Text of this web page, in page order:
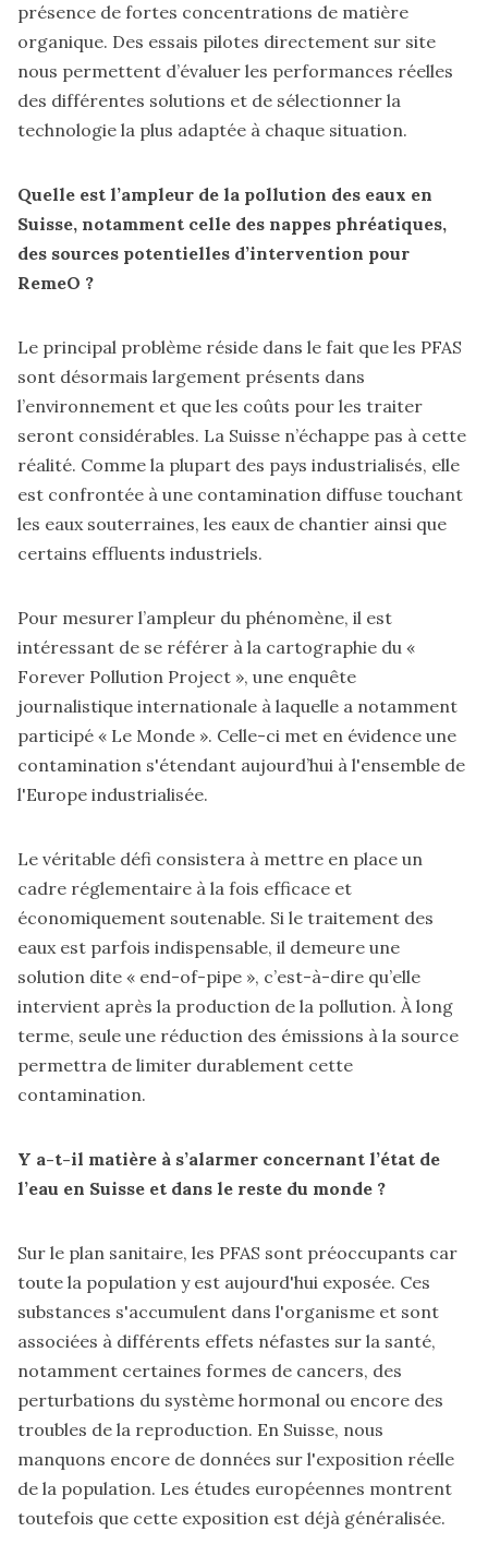
présence de fortes concentrations de matière
organique. Des essais pilotes directement sur site
nous permettent d’évaluer les performances réelles
des différentes solutions et de sélectionner la
technologie la plus adaptée à chaque situation.
Quelle est l’ampleur de la pollution des eaux en
Suisse, notamment celle des nappes phréatiques,
des sources potentielles d’intervention pour
RemeO ?
Le principal problème réside dans le fait que les PFAS
sont désormais largement présents dans
l’environnement et que les coûts pour les traiter
seront considérables. La Suisse n’échappe pas à cette
réalité. Comme la plupart des pays industrialisés, elle
est confrontée à une contamination diffuse touchant
les eaux souterraines, les eaux de chantier ainsi que
certains effluents industriels.
Pour mesurer l’ampleur du phénomène, il est
intéressant de se référer à la cartographie du «
Forever Pollution Project », une enquête
journalistique internationale à laquelle a notamment
participé « Le Monde ». Celle-ci met en évidence une
contamination s'étendant aujourd’hui à l'ensemble de
l'Europe industrialisée.
Le véritable défi consistera à mettre en place un
cadre réglementaire à la fois efficace et
économiquement soutenable. Si le traitement des
eaux est parfois indispensable, il demeure une
solution dite « end-of-pipe », c’est-à-dire qu’elle
intervient après la production de la pollution. À long
terme, seule une réduction des émissions à la source
permettra de limiter durablement cette
contamination.
Y a-t-il matière à s’alarmer concernant l’état de
l’eau en Suisse et dans le reste du monde ?
Sur le plan sanitaire, les PFAS sont préoccupants car
toute la population y est aujourd'hui exposée. Ces
substances s'accumulent dans l'organisme et sont
associées à différents effets néfastes sur la santé,
notamment certaines formes de cancers, des
perturbations du système hormonal ou encore des
troubles de la reproduction. En Suisse, nous
manquons encore de données sur l'exposition réelle
de la population. Les études européennes montrent
toutefois que cette exposition est déjà généralisée.